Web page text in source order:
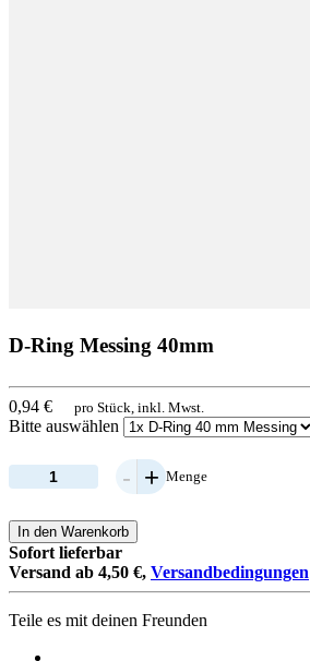
D-Ring Messing 40mm
0,94 € pro Stück, inkl. Mwst.
Bitte auswählen
- + Menge
In den Warenkorb
Sofort lieferbar
Versand ab 4,50 €, Versandbedingungen
Teile es mit deinen Freunden